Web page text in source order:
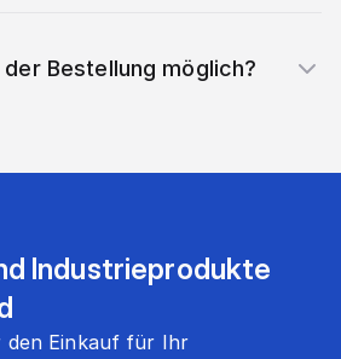
Bestellung möglich?
Industrieprodukte
den Einkauf für Ihr